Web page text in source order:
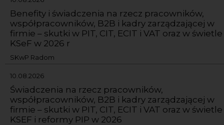
Benefity i świadczenia na rzecz pracowników,
współpracowników, B2B i kadry zarządzającej w
firmie – skutki w PIT, CIT, ECIT i VAT oraz w świetle
KSeF w 2026 r
SKwP Radom
10.08.2026
Świadczenia na rzecz pracowników,
współpracowników, B2B i kadry zarządzającej w
firmie – skutki w PIT, CIT, ECIT i VAT oraz w świetle
KSEF i reformy PIP w 2026